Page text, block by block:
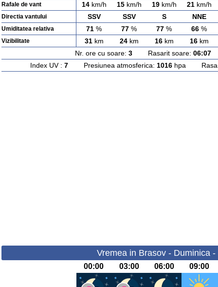
Rafale de vant 14km/h 15km/h 19km/h 21km/h
Directia vantului SSV SSV S NNE
Umiditatea relativa 71 % 77 % 77 % 66 %
Vizibilitate 31km 24km 16km 16km
Nr. ore cu soare: 3Rasarit soare: 06:07
Index UV : 7Presiunea atmosferica: 1016hpa
Vremea in Brasov - Duminica
00:00 03:00 06:00 09:00